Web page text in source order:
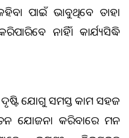
ପାଇଁ ଭାବୁଥିବେ ତାହା
ନାହିଁ। କାର୍ଯ୍ୟସିଦ୍ଧି
ଦୃଷ୍ଟି ଯୋଗୁ ସମସ୍ତ କାମ ସହଜ
ଯୋଜନା କରିବାରେ ମନ